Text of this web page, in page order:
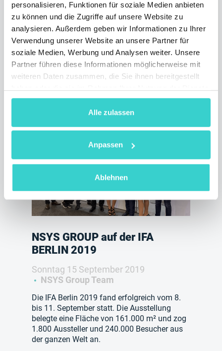
personalisieren, Funktionen für soziale Medien anbieten
zu können und die Zugriffe auf unsere Website zu
analysieren. Außerdem geben wir Informationen zu Ihrer
Verwendung unserer Website an unsere Partner für
soziale Medien, Werbung und Analysen weiter. Unsere
Partner führen diese Informationen möglicherweise mit
weiteren Daten zusammen, die Sie ihnen bereitgestellt
gesammelt haben.
Alle zulassen
Anpassen
Ablehnen
Scottsdale teil
Freitag 15 November 2019
NSYS Group Team
Unser Team fühlt sich sehr geehrt, dass die
NSYS Group als Silber-Sponsor auf dem
ITAD-Gipfel am 19. und 20. November in
Scottsdale, AZ, ausstellt.
NSYS GROUP auf der IFA
BERLIN 2019
Sonntag 15 September 2019
NSYS Group Team
Die IFA Berlin 2019 fand erfolgreich vom 8.
bis 11. September statt. Die Ausstellung
belegte eine Fläche von 161.000 m² und zog
1.800 Aussteller und 240.000 Besucher aus
der ganzen Welt an.